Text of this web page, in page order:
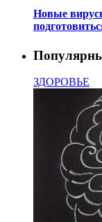
Новые
ЗДОРОВЬЕ